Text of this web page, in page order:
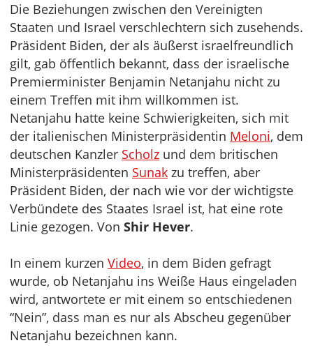
Die Beziehungen zwischen den Vereinigten
Staaten und Israel verschlechtern sich zusehends.
Präsident Biden, der als äußerst israelfreundlich
gilt, gab öffentlich bekannt, dass der israelische
Premierminister Benjamin Netanjahu nicht zu
einem Treffen mit ihm willkommen ist.
Netanjahu hatte keine Schwierigkeiten, sich mit
der italienischen Ministerpräsidentin Meloni, dem
deutschen Kanzler Scholz und dem britischen
Ministerpräsidenten Sunak zu treffen, aber
Präsident Biden, der nach wie vor der wichtigste
Verbündete des Staates Israel ist, hat eine rote
Linie gezogen. Von Shir Hever.
In einem kurzen Video, in dem Biden gefragt
wurde, ob Netanjahu ins Weiße Haus eingeladen
wird, antwortete er mit einem so entschiedenen
“Nein”, dass man es nur als Abscheu gegenüber
Netanjahu bezeichnen kann.